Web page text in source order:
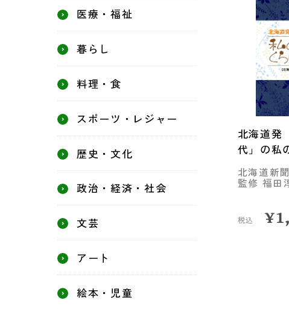
医療・福祉
暮らし
料理・食
スポーツ・レジャー
歴史・文化
政治・経済・社会
文芸
アート
絵本・児童
北海道
代」の私
北海道新
監修 福田
税込 ¥